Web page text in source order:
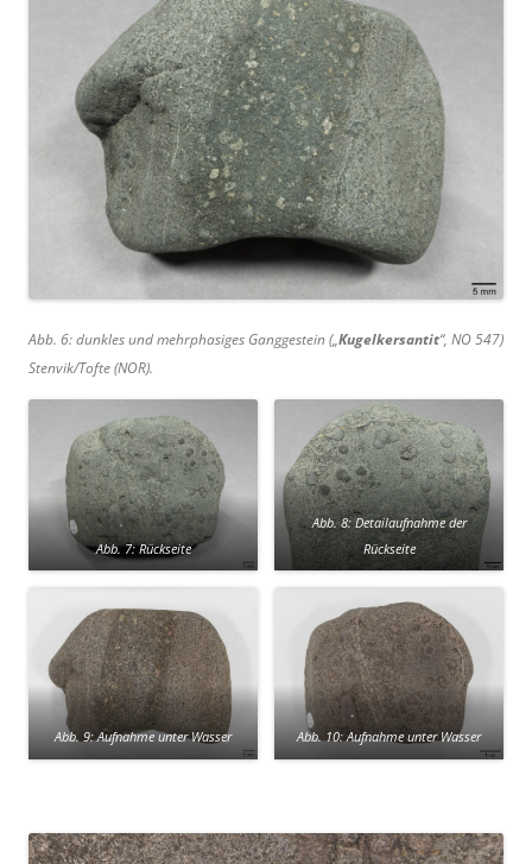
Abb. 6: dunkles und mehrphasiges Ganggestein („Kugelkersantit“, NO 547)
Stenvik/Tofte (NOR).
Abb. 7: Rückseite
Abb. 8: Detailaufnahme der
Rückseite
Abb. 9: Aufnahme unter Wasser Abb. 10: Aufnahme unter Wasser